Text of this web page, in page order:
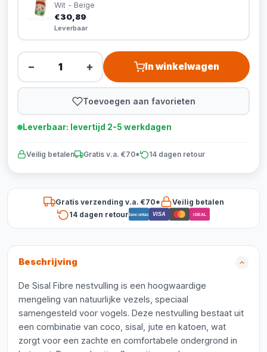
Wit - Beige
€30,89
Leverbaar
− + In winkelwagen
Toevoegen aan favorieten
Leverbaar: levertijd 2-5 werkdagen
Veilig betalen Gratis v.a. €70* 14 dagen retour
Gratis verzending v.a. €70*
Veilig betalen
14 dagen retourBancontact VISA iDEAL
Beschrijving
De Sisal Fibre nestvulling is een hoogwaardige
mengeling van natuurlijke vezels, speciaal
samengesteld voor vogels. Deze nestvulling bestaat uit
een combinatie van coco, sisal, jute en katoen, wat
zorgt voor een zachte en comfortabele ondergrond in